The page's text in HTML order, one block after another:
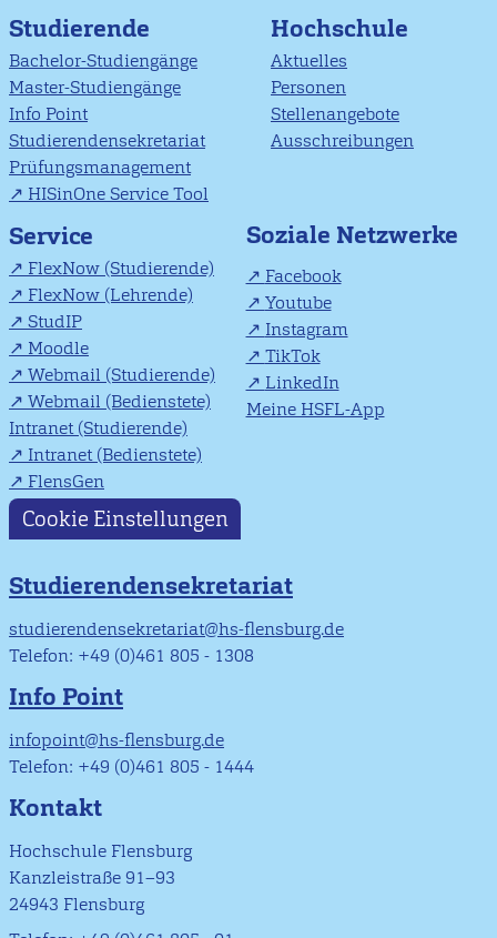
Studierende
Bachelor-Studiengänge
Master-Studiengänge
Info Point
Studierendensekretariat
Prüfungsmanagement
HISinOne Service Tool
Hochschule
Aktuelles
Personen
Stellenangebote
Ausschreibungen
Service
FlexNow (Studierende)
FlexNow (Lehrende)
StudIP
Moodle
Webmail (Studierende)
Webmail (Bedienstete)
Intranet (Studierende)
Intranet (Bedienstete)
FlensGen
Soziale Netzwerke
Facebook
Youtube
Instagram
TikTok
LinkedIn
Meine HSFL-App
Cookie Einstellungen
Studierendensekretariat
studierendensekretariat@hs-flensburg.de
Telefon: +49 (0)461 805 - 1308
Info Point
infopoint@hs-flensburg.de
Telefon: +49 (0)461 805 - 1444
Kontakt
Hochschule Flensburg
Kanzleistraße 91–93
24943 Flensburg